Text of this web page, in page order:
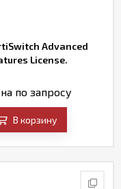
Advanced
License.
по запросу
В корзину